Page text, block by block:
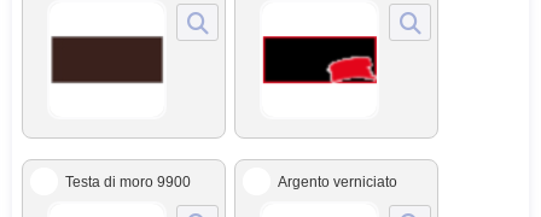
Testa di moro 9900 Argento verniciato